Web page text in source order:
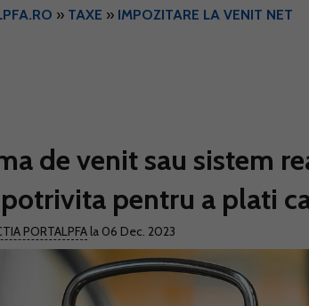
» TAXE » IMPOZITARE LA VENIT NET
de venit sau sistem
pentru a plati
PORTALPFA la 06 Dec. 2023